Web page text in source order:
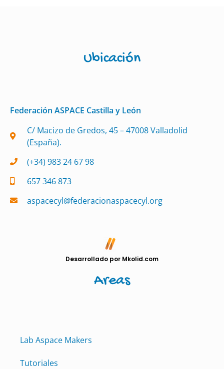
Ubicación
Federación ASPACE Castilla y León
C/ Macizo de Gredos, 45 – 47008 Valladolid
(España).
(+34) 983 24 67 98
657 346 873
aspacecyl@federacionaspacecyl.org
Desarrollado por Mkolid.com
Areas
Lab Aspace Makers
Tutoriales